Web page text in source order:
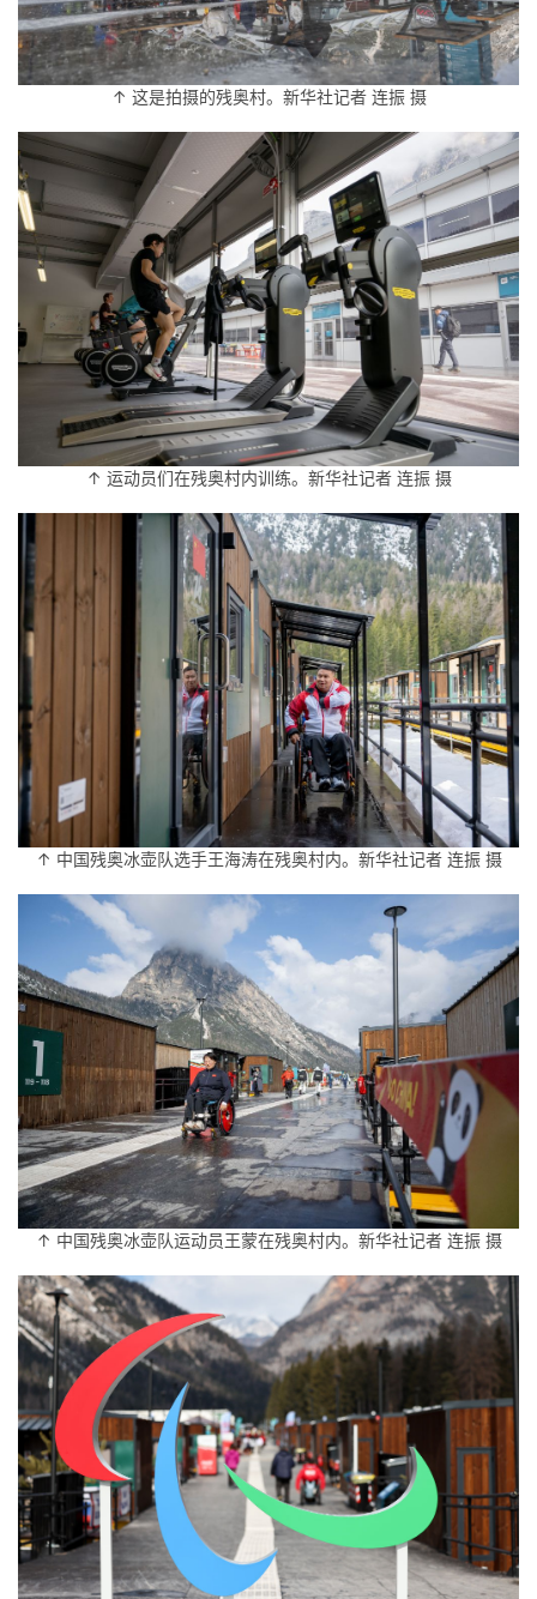
↑ 这是拍摄的残奥村。新华社记者 连振 摄
↑ 运动员们在残奥村内训练。新华社记者 连振 摄
↑ 中国残奥冰壶队选手王海涛在残奥村内。新华社记者 连振 摄
↑ 中国残奥冰壶队运动员王蒙在残奥村内。新华社记者 连振 摄